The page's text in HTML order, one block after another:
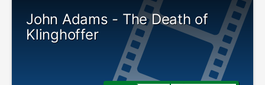
John Adams - The Death of
Klinghoffer